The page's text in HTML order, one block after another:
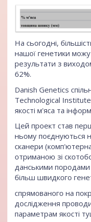
На сьогодні,
нашої генетики
результати з
62%.
Danish Genetics
Technological Institute
якості м'яса та
Цей проект став
ньому поєднуються
сканери
отриманою зі
данськими
більш швидкого
спрямованого на
дослідження
параметрам якості